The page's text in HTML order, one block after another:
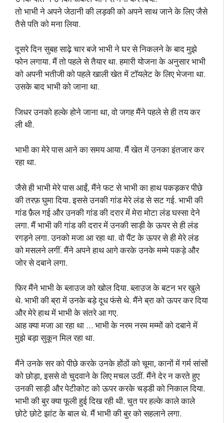
तो भाभी ने अपने जेठानी की लड़की को अपने साथ जाने के लिए जैसे
तैसे पति को मना लिया.
दूसरे दिन सुबह साढ़े चार बजे भाभी ने घर से निकलने के बाद मुझे
फोन लगाया. मैं तो पहले से तैयार था. हमारी योजना के अनुसार भाभी
को अपनी भतीजी को पहले खाली खेत में टॉयलेट के लिए भेजना था.
उसके बाद भाभी को जाना था.
जिधर उनको हल्के होने जाना था, वो जगह मैंने पहले से ही तय कर
ली थी.
भाभी का मेरे पास आने का समय आया. मैं खेत में उनका इंतजार कर
रहा था.
जैसे ही भाभी मेरे पास आईं, मैंने फट से भाभी का हाथ पकड़कर पीछे
की तरफ़ घुमा दिया. इससे उनकी गांड मेरे लंड से सट गई. भाभी की
गांड फ़ैल गई और उनकी गांड की दरार में मेरा मोटा लंड घस्सा देने
लगा. मैं भाभी की गांड की दरार में उनकी साड़ी के ऊपर से ही लंड
रगड़ने लगा. उनको मजा आ रहा था. वो पैंट के ऊपर से ही मेरे लंड
को मसलने लगीं. मैंने अपने हाथ आगे करके उनके मम्मे पकड़े और
जोर से दबाने लगा.
फिर मैंने भाभी के ब्लाउज को खोल दिया. ब्लाउज के बटन भर खुले
थे. भाभी की ब्रा में उनके बड़े दूध फंसे थे. मैंने ब्रा को ऊपर कर दिया
और मेरे हाथ में भाभी के संतरे आ गए.
आह क्या मजा आ रहा था … भाभी के नरम नरम मम्मों को दबाने में
मुझे बड़ा सुकून मिल रहा था.
मैंने उनके सर को पीछे करके उनके होंठों को चूमा, कानों में गर्म सांसों
को छोड़ा, इससे वो चुदवाने के लिए मचल उठीं. मैंने देर न करते हुए
उनकी साड़ी और पेटीकोट को ऊपर करके चड्डी को निकाल दिया.
भाभी की बुर क्या फूली हुई दिख रही थी. चुत पर हल्के काले काले
छोटे छोटे झांट के बाल थे. मैं भाभी की बुर को सहलाने लगा.